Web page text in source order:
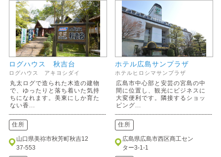
ログハウス 秋吉台
ログハウス アキヨシダイ
丸太ログで造られた木造の建物
で、ゆったりと落ち着いた気持
ちになれます。美東にしか育た
ない香...
住所
山口県美祢市秋芳町秋吉12
37-553
ホテル広島サンプラザ
ホテルヒロシマサンプラザ
広島市中心部と安芸の宮島の中
間に位置し、観光にビジネスに
大変便利です。隣接するショッ
ピング...
住所
広島県広島市西区商工セン
ター3-1-1